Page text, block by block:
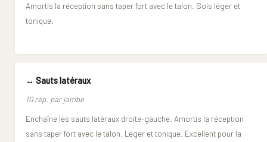
Amortis la réception sans taper fort avec le talon. Sois léger et
tonique.
↔️ Sauts latéraux
10 rép. par jambe
Enchaîne les sauts latéraux droite-gauche. Amortis la réception
sans taper fort avec le talon. Léger et tonique. Excellent pour la